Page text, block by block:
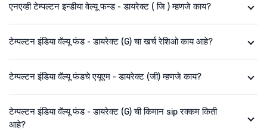
एनएव्ही टेम्पल्टन इन्डीया वेल्यू फन्ड - डायरेक्ट ( जि ) म्हणजे काय?
टेम्पल्टन इंडिया वॅल्यू फंड - डायरेक्ट (G) चा खर्च रेशिओ काय आहे?
टेम्पल्टन इंडिया वॅल्यू फंडचे एयूएम - डायरेक्ट (जी) म्हणजे काय?
टेम्पल्टन इंडिया वॅल्यू फंड - डायरेक्ट (G) ची किमान sip रक्कम किती
आहे?